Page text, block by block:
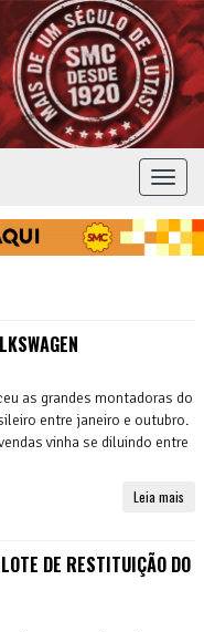
MENU
as grandes montadoras do
entre janeiro e outubro.
vinha se diluindo entre
Leia mais
DE RESTITUIÇÃO DO